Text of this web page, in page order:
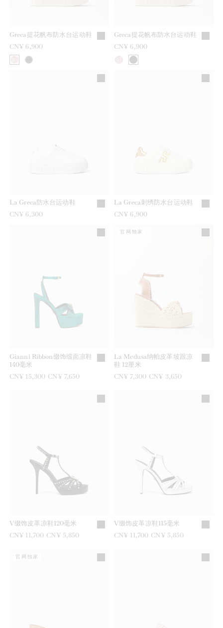
Greca提花帆布防水台运动鞋
CN¥ 6,900
Greca提花帆布防水台运动鞋
CN¥ 6,900
La Greca防水台运动鞋
CN¥ 6,300
La Greca刺绣防水台运动鞋
CN¥ 6,900
Gianni Ribbon缀饰缎面凉鞋
140毫米
之前是
CN¥ 15,300 现在是
CN¥ 7,650
La Medusa纳帕皮革坡跟凉
鞋 12厘米
之前是
CN¥ 7,300 现在是
CN¥ 3,650
官网独家
V缀饰皮革凉鞋120毫米
之前是
CN¥ 11,700 现在是
CN¥ 5,850
V缀饰皮革凉鞋115毫米
之前是
CN¥ 11,700 现在是
CN¥ 5,850
官网独家